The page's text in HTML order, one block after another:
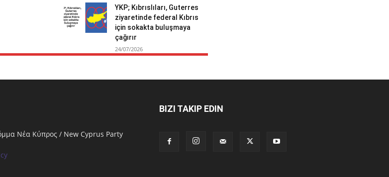
YKP; Kıbrıslıları, Guterres
ziyaretinde federal Kıbrıs
için sokakta buluşmaya
çağırır
24/07/2026
Νέα Κύπρος / New Cyprus Party
BIZI TAKIP EDIN